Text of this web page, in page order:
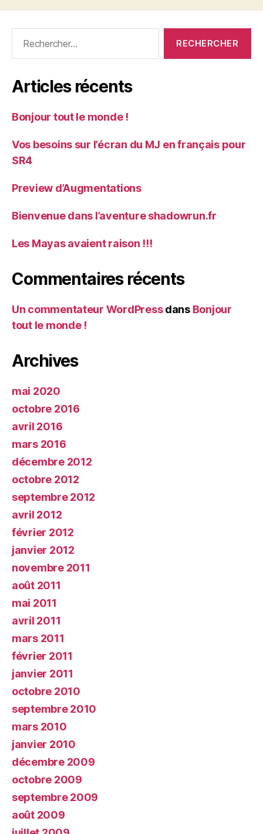
Articles récents
Bonjour tout le monde !
Vos besoins sur l’écran du MJ en français pour
SR4
Preview d’Augmentations
Bienvenue dans l’aventure shadowrun.fr
Les Mayas avaient raison !!!
Commentaires récents
Un commentateur WordPressdans Bonjour
tout le monde !
Archives
mai 2020
octobre 2016
avril 2016
mars 2016
décembre 2012
octobre 2012
septembre 2012
avril 2012
février 2012
janvier 2012
novembre 2011
août 2011
mai 2011
avril 2011
mars 2011
février 2011
janvier 2011
octobre 2010
septembre 2010
mars 2010
janvier 2010
décembre 2009
octobre 2009
septembre 2009
août 2009